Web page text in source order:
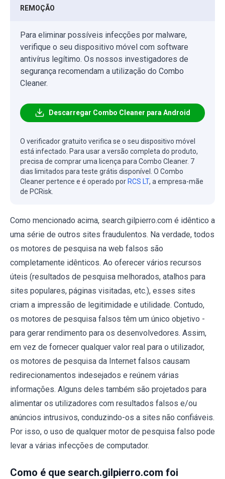
REMOÇÃO
Para eliminar possíveis infecções por malware,
verifique o seu dispositivo móvel com software
antivírus legítimo. Os nossos investigadores de
segurança recomendam a utilização do Combo
Cleaner.
Descarregar Combo Cleaner para Android
O verificador gratuito verifica se o seu dispositivo móvel
está infectado. Para usar a versão completa do produto,
precisa de comprar uma licença para Combo Cleaner. 7
dias limitados para teste grátis disponível. O Combo
Cleaner pertence e é operado por RCS LT, a empresa-mãe
de PCRisk.
Como mencionado acima, search.gilpierro.com é idêntico a
uma série de outros sites fraudulentos. Na verdade, todos
os motores de pesquisa na web falsos são
completamente idênticos. Ao oferecer vários recursos
úteis (resultados de pesquisa melhorados, atalhos para
sites populares, páginas visitadas, etc.), esses sites
criam a impressão de legitimidade e utilidade. Contudo,
os motores de pesquisa falsos têm um único objetivo -
para gerar rendimento para os desenvolvedores. Assim,
em vez de fornecer qualquer valor real para o utilizador,
os motores de pesquisa da Internet falsos causam
redirecionamentos indesejados e reúnem várias
informações. Alguns deles também são projetados para
alimentar os utilizadores com resultados falsos e/ou
anúncios intrusivos, conduzindo-os a sites não confiáveis.
Por isso, o uso de qualquer motor de pesquisa falso pode
levar a várias infecções de computador.
Como é que search.gilpierro.com foi